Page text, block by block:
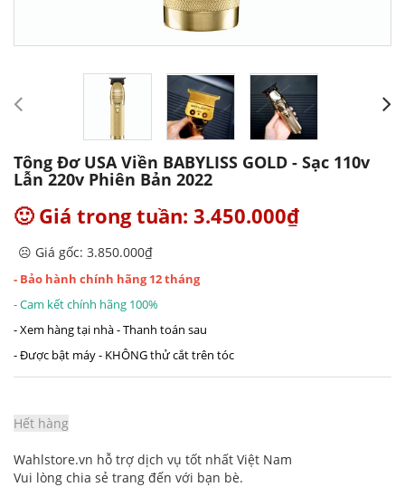
Tông Đơ USA Viền BABYLISS GOLD - Sạc 110v
Lẫn 220v Phiên Bản 2022
🙂 Giá trong tuần: 3.450.000₫
☹️ Giá gốc: 3.850.000₫
- Bảo hành chính hãng 12 tháng
- Cam kết chính hãng 100%
- Xem hàng tại nhà - Thanh toán sau
- Được bật máy - KHÔNG thử cắt trên tóc
Hết hàng
Wahlstore.vn hỗ trợ dịch vụ tốt nhất Việt Nam
Vui lòng chia sẻ trang đến với bạn bè.